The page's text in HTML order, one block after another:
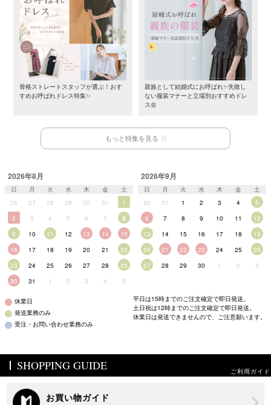
骨格ストレートスタッフが選ぶ！おす
すめお呼ばれドレス特集✨
親族として結婚式にお呼ばれ✨失敗し
ない服装マナーと立場別おすすめドレ
ス🌼
もっと特集を見る
2026年8月
日 月 火 水 木 金
土
26
27 28 29 30 31
1
2
3 4 5 6 7
8
9
10 11 12 13 14
15
16
17 18 19 20 21
22
23
24 25 26 27 28
29
30
31 1 2 3 4 5
2026年9月
日 月 火 水 木 金
土
30
31 1 2 3 4
5
6
7 8 9 10 11
12
13
14 15 16 17 18
19
20
21 22 23 24 25
26
27
28 29 30 1 2 3
休業日
発送業務のみ
受注・お問い合わせ業務のみ
平日は15時までのご注文確定で即日発送。
土日祝は12時までのご注文確定で即日発送。
休業日は発送できませんので、ご注意願います。
SHOPPING GUIDE ご利用ガイド